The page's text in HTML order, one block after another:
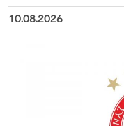
10.08.2026